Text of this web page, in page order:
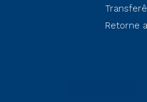
Retorne